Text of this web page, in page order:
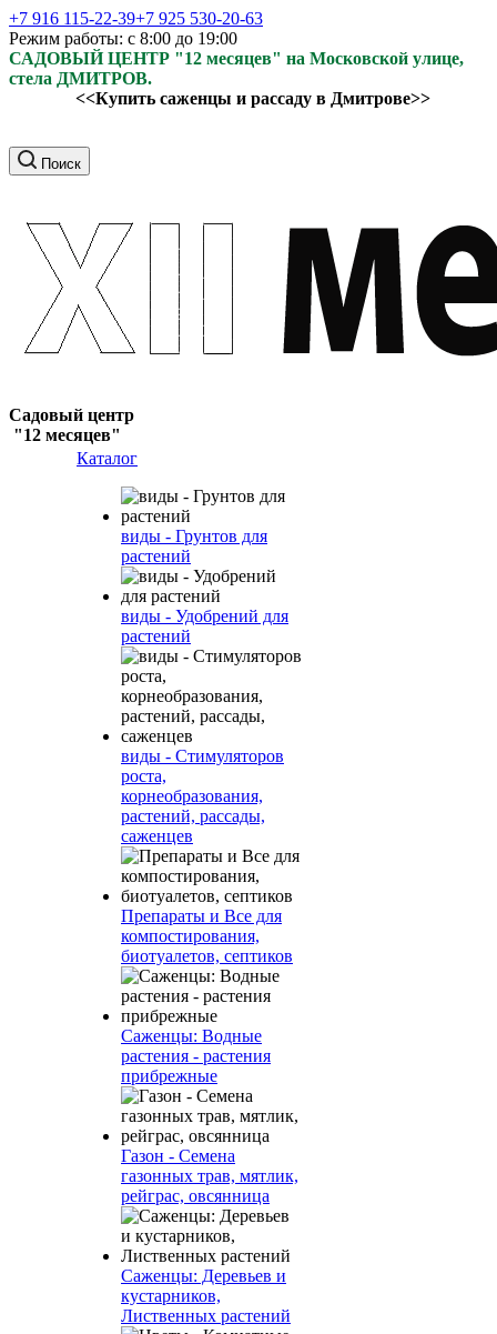
+7 916 115-22-39+7 925 530-20-63
Режим работы: с 8:00 до 19:00
САДОВЫЙ ЦЕНТР "12 месяцев" на Московской улице,
стела ДМИТРОВ.
<<Купить саженцы и рассаду в Дмитрове>>
Поиск
Садовый центр
"12 месяцев"
Каталог
виды - Грунтов для
растений
виды - Удобрений для
растений
виды - Стимуляторов
роста,
корнеобразования,
растений, рассады,
саженцев
Препараты и Все для
компостирования,
биотуалетов, септиков
Саженцы: Водные
растения - растения
прибрежные
Газон - Семена
газонных трав, мятлик,
рейграс, овсянница
Саженцы: Деревьев и
кустарников,
Лиственных растений